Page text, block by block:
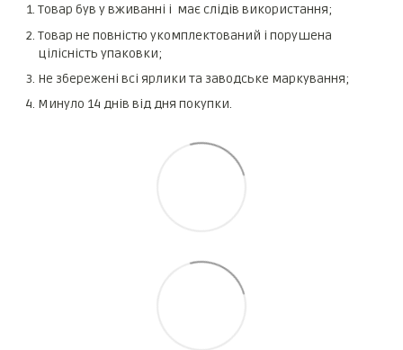
Товар був у вживанні і має слідів використання;
Товар не повністю укомплектований і порушена
цілісність упаковки;
Не збережені всі ярлики та заводське маркування;
Минуло 14 днів від дня покупки.